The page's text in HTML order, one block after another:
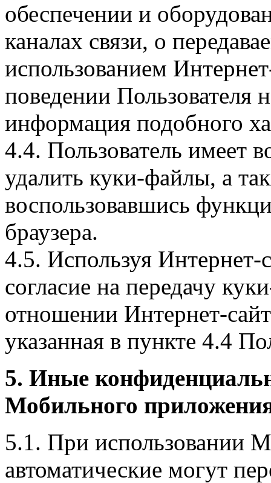
обеспечении и
каналах связи, о
использованием
поведении Пользователя
информация подобного
4.4. Пользователь имеет
удалить куки-файлы, а
воспользовавшись
браузера.
4.5. Используя Интернет-
согласие на передачу
отношении Интернет-
указанная в пункте 4.4
5. Иные
Мобильного
5.1. При использовании
автоматические могут